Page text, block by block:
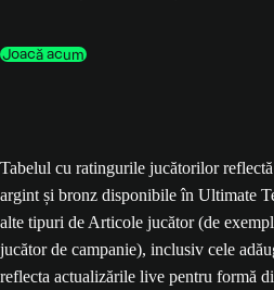
Joacă acum
Tabelul cu ratingurile jucătorilor
argint și bronz disponibile în Ultimate
alte tipuri de Articole jucător (de
jucător de campanie), inclusiv cele
reflecta actualizările live pentru formă